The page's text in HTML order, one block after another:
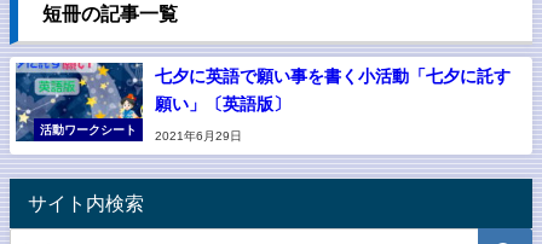
短冊の記事一覧
活動ワークシート
七夕に英語で願い事を書く小活動「七夕に託す
願い」〔英語版〕
2021年6月29日
サイト内検索